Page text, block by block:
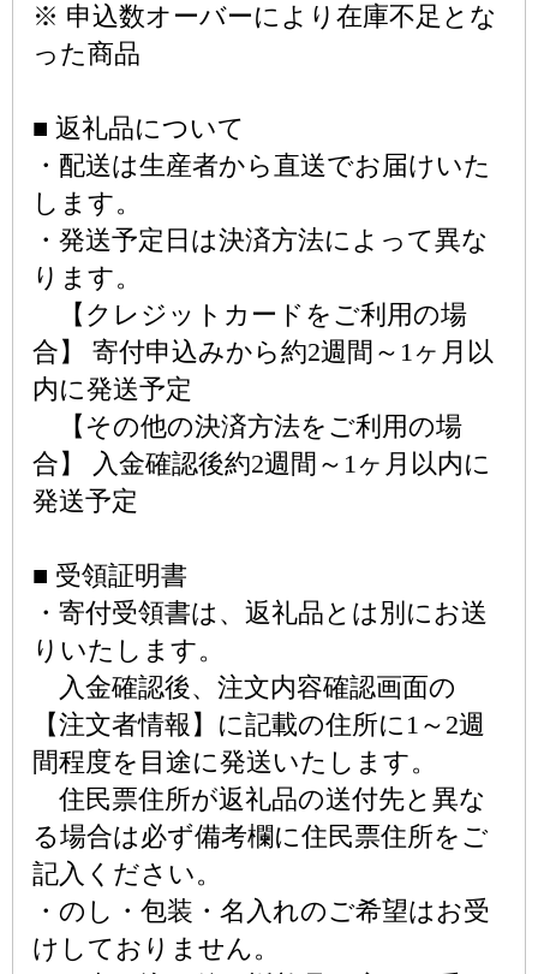
※ 申込数オーバーにより在庫不足とな
った商品
■ 返礼品について
・配送は生産者から直送でお届けいた
します。
・発送予定日は決済方法によって異な
ります。
【クレジットカードをご利用の場
合】 寄付申込みから約2週間～1ヶ月以
内に発送予定
【その他の決済方法をご利用の場
合】 入金確認後約2週間～1ヶ月以内に
発送予定
■ 受領証明書
・寄付受領書は、返礼品とは別にお送
りいたします。
入金確認後、注文内容確認画面の
【注文者情報】に記載の住所に1～2週
間程度を目途に発送いたします。
住民票住所が返礼品の送付先と異な
る場合は必ず備考欄に住民票住所をご
記入ください。
・のし・包装・名入れのご希望はお受
けしておりません。